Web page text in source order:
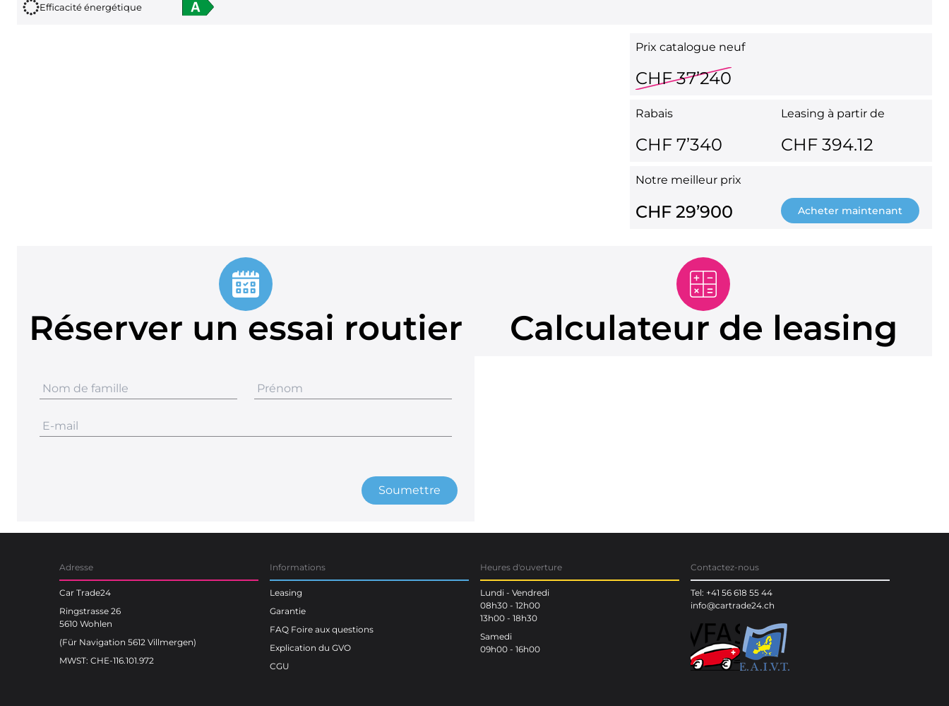
Efficacité énergétique
Prix catalogue neuf
CHF 37’240
Rabais
CHF 7’340
Leasing à partir de
CHF 394.12
Notre meilleur prix
CHF 29’900 Acheter maintenant
Réserver un essai routier
Soumettre
Calculateur de leasing
Adresse
Car Trade24
Ringstrasse 26
5610 Wohlen
(Für Navigation 5612 Villmergen)
MWST: CHE-116.101.972
Informations
Leasing
Garantie
FAQ Foire aux questions
Explication du GVO
CGU
Heures d'ouverture
Lundi - Vendredi
08h30 - 12h00
13h00 - 18h30
Samedi
09h00 - 16h00
Contactez-nous
Tel: +41 56 618 55 44
info@cartrade24.ch